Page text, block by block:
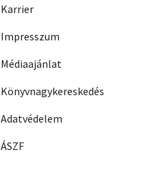
Karrier
Impresszum
Médiaajánlat
Könyvnagykereskedés
Adatvédelem
ÁSZF